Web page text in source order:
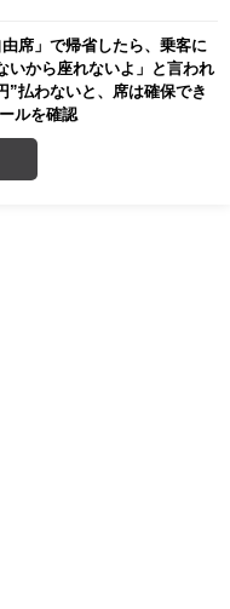
席」で帰省したら、乗客に
いから座れないよ」と言われ
”払わないと、席は確保でき
ルを確認